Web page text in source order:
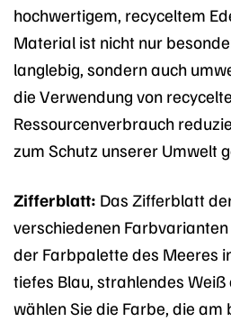
hochwertigem, recyceltem
Material ist nicht nur
langlebig, sondern auch
die Verwendung von
Ressourcenverbrauch
zum Schutz unserer Umwelt
Zifferblatt: Das Zifferblatt
verschiedenen
der Farbpalette des Meeres
tiefes Blau, strahlendes
wählen Sie die Farbe, die am